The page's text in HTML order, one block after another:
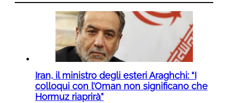
Iran, il ministro degli esteri Araghchi: “I
colloqui con l’Oman non significano che
Hormuz riaprirà”